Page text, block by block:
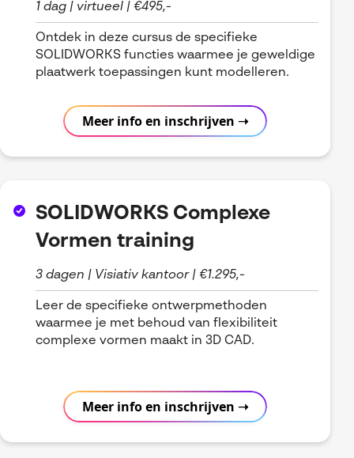
1 dag | virtueel | €495,-
Ontdek in deze cursus de specifieke
SOLIDWORKS functies waarmee je geweldige
plaatwerk toepassingen kunt modelleren.
Meer info en inschrijven ➝
SOLIDWORKS Complexe
Vormen training
3 dagen | Visiativ kantoor | €1.295,-
Leer de specifieke ontwerpmethoden
waarmee je met behoud van flexibiliteit
complexe vormen maakt in 3D CAD.
Meer info en inschrijven ➝